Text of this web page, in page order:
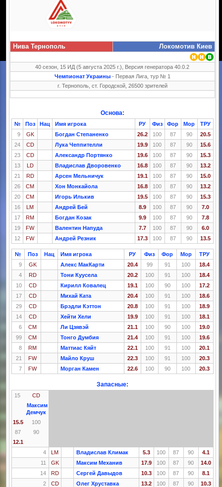
Нива Тернополь Локомотив Киев
40 сезон, 15 ИД (5 августа 2025 г.), Версия генератора 40.0.2
Чемпионат Украины- Первая Лига, тур № 1
г. Тернополь, ст. Городской, 26500 зрителей
Основа:
№ Поз Нац Имя игрока РУ Физ Фор Мор
ТРУ
9
GK Богдан Степаненко 26.2 100 87 90
20.5
24
CD Лука Чеппителли 19.9 100 87 90
15.6
23
CD Александр Портянко 19.6 100 87 90
15.3
13
LD Владислав Дворовенко 16.8 100 87 90
13.2
21
RD Арсен Мельничук 19.1 100 87 90
15.0
26
CM Хон Монкайола 16.8 100 87 90
13.2
20
CM Игорь Илькив 19.5 100 87 90
15.3
16
LM Андрей Бей 8.9 100 87 90
7.0
17
RM Богдан Козак 9.9 100 87 90
7.8
19
FW Валентин Напуда 7.7 100 87 90
6.0
12
FW Андрей Резник 17.3 100 87 90 13.5
№ Поз Нац Имя игрока РУ Физ Фор Мор
ТРУ
9
GK Алекс МакКарти 20.4 99 91 100
18.4
4
RD Тони Куусела 20.2 100 91 100
18.4
10
CD Кирилл Ковалец 19.1 100 90 100
17.2
17
CD Михай Ката 20.4 100 91 100
18.6
29
CD Брэдли Кэттон 20.8 100 91 100
18.9
14
CD Хейти Хели 19.9 100 91 100
18.1
6
CM Ли Цзявэй 21.1 100 90 100
19.0
99
CM Тонго Думбия 21.4 100 91 100
19.6
8
RM Маттиас Кяйт 22.1 100 91 100
20.1
21
FW Майло Круш 22.3 100 91 100
20.3
7
FW Морган Камен 22.6 100 90 100 20.3
Запасные:
15
CD
Максим
Демчук
15.5
100
87
90
12.1
4
LM Владислав Климак 5.3 100 87 90
4.1
11
GK Максим Механив 17.9 100 87 90
14.0
14
RD Сергей Давыдов 10.3 100 87 90
8.1
2
CD Олег Хруставка 13.2 100 87 90 10.3